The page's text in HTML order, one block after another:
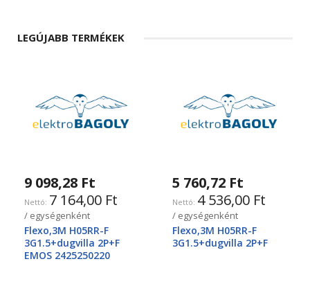
LEGÚJABB TERMÉKEK
9 098,28 Ft
7 164,00 Ft
/ egységenként
Flexo,3M H05RR-F
3G1.5+dugvilla 2P+F
EMOS 2425250220
5 760,72 Ft
4 536,00 Ft
/ egységenként
Flexo,3M H05RR-F
3G1.5+dugvilla 2P+F